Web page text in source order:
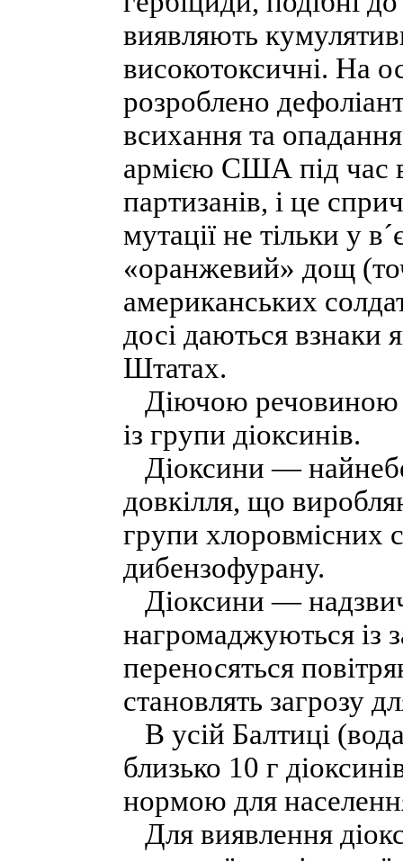
виявляють
високотоксичні. На
розроблено
всихання та
армією США під час
партизанів, і це
мутації не тільки у
«оранжевий» дощ
американських
досі даються взнаки
Штатах.
Діючою речовиною
із групи діоксинів.
Діоксини —
довкілля, що
групи хлоровмісних
дибензофурану.
Діоксини —
нагромаджуються із
переносяться
становлять загрозу
В усій Балтиці
близько 10 г
нормою для
Для виявлення